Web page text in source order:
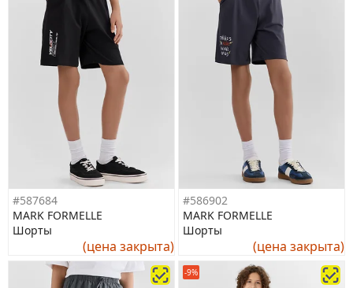
#587684
MARK FORMELLE
Шорты
(цена закрыта)
#586902
MARK FORMELLE
Шорты
(цена закрыта)
-9%